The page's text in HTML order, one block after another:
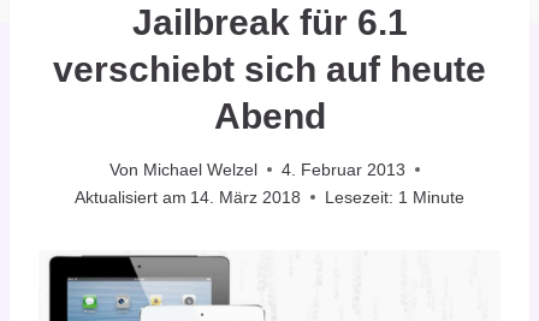
Jailbreak für 6.1
verschiebt sich auf heute
Abend
Von Michael Welzel
4. Februar 2013
Aktualisiert am 14. März 2018 Lesezeit: 1 Minute